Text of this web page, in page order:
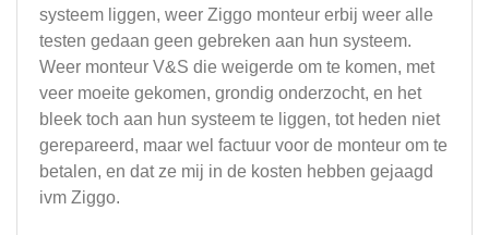
systeem liggen, weer Ziggo monteur erbij weer alle
testen gedaan geen gebreken aan hun systeem.
Weer monteur V&S die weigerde om te komen, met
veer moeite gekomen, grondig onderzocht, en het
bleek toch aan hun systeem te liggen, tot heden niet
gerepareerd, maar wel factuur voor de monteur om te
betalen, en dat ze mij in de kosten hebben gejaagd
ivm Ziggo.